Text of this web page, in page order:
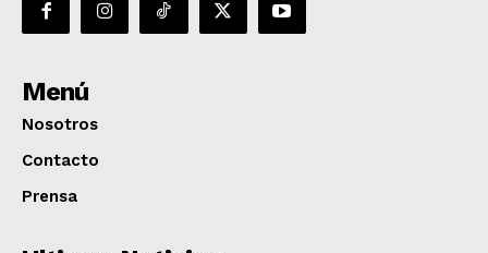
Menú
Nosotros
Contacto
Prensa